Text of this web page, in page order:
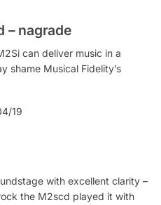
– nagrade
can deliver music in a
shame Musical Fidelity’s
19
with excellent clarity –
the M2scd played it with